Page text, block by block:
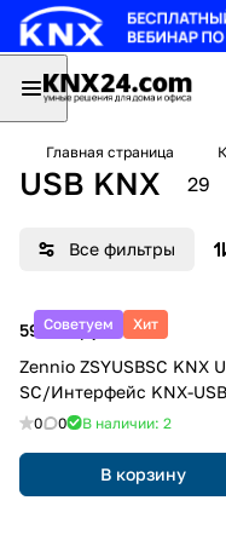
Главная страница
USB KNX 29
Все фильтры
Советуем Хит
59 254 руб.
Zennio ZSYUSBSC KNX
SC/Интерфейс KNX-USB
0 0 В наличии: 2
В корзину